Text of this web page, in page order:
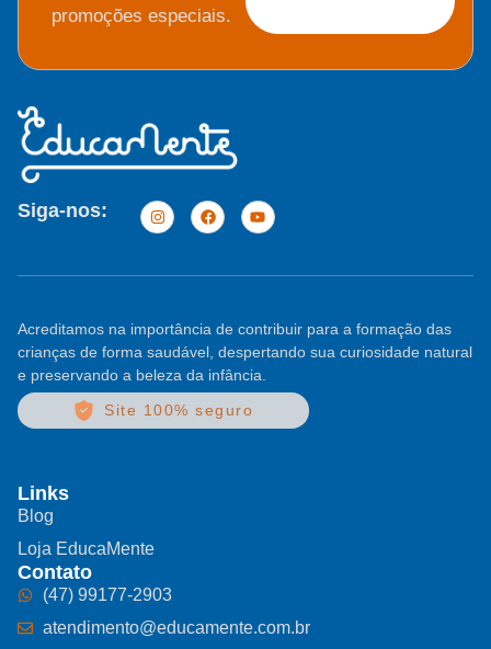
promoções especiais.
Siga-nos:
Acreditamos na importância de contribuir para a formação das
crianças de forma saudável, despertando sua curiosidade natural
e preservando a beleza da infância.
Site 100% seguro
Links
Blog
Loja EducaMente
Contato
(47) 99177-2903
atendimento@educamente.com.br